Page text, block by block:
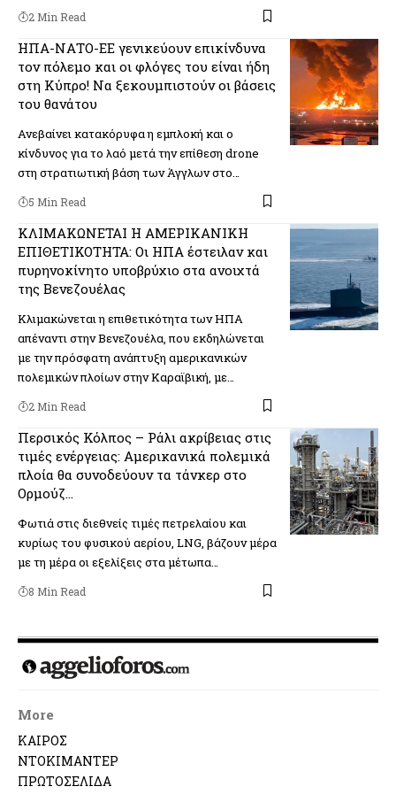
2 Min Read
ΗΠΑ-ΝΑΤΟ-ΕΕ γενικεύουν επικίνδυνα
τον πόλεμο και οι φλόγες του είναι ήδη
στη Κύπρο! Να ξεκουμπιστούν οι βάσεις
του θανάτου
Ανεβαίνει κατακόρυφα η εμπλοκή και ο
κίνδυνος για το λαό μετά την επίθεση drone
στη στρατιωτική βάση των Άγγλων στο…
5 Min Read
ΚΛΙΜΑΚΩΝΕΤΑΙ Η ΑΜΕΡΙΚΑΝΙΚΗ
ΕΠΙΘΕΤΙΚΟΤΗΤΑ: Οι ΗΠΑ έστειλαν και
πυρηνοκίνητο υποβρύχιο στα ανοιχτά
της Βενεζουέλας
Κλιμακώνεται η επιθετικότητα των ΗΠΑ
απέναντι στην Βενεζουέλα, που εκδηλώνεται
με την πρόσφατη ανάπτυξη αμερικανικών
πολεμικών πλοίων στην Καραϊβική, με…
2 Min Read
Περσικός Κόλπος – Ράλι ακρίβειας στις
τιμές ενέργειας: Αμερικανικά πολεμικά
πλοία θα συνοδεύουν τα τάνκερ στο
Ορμούζ…
Φωτιά στις διεθνείς τιμές πετρελαίου και
κυρίως του φυσικού αερίου, LNG, βάζουν μέρα
με τη μέρα οι εξελίξεις στα μέτωπα…
8 Min Read
More
ΚΑΙΡΟΣ
ΝΤΟΚΙΜΑΝΤΕΡ
ΠΡΩΤΟΣΕΛΙΔΑ